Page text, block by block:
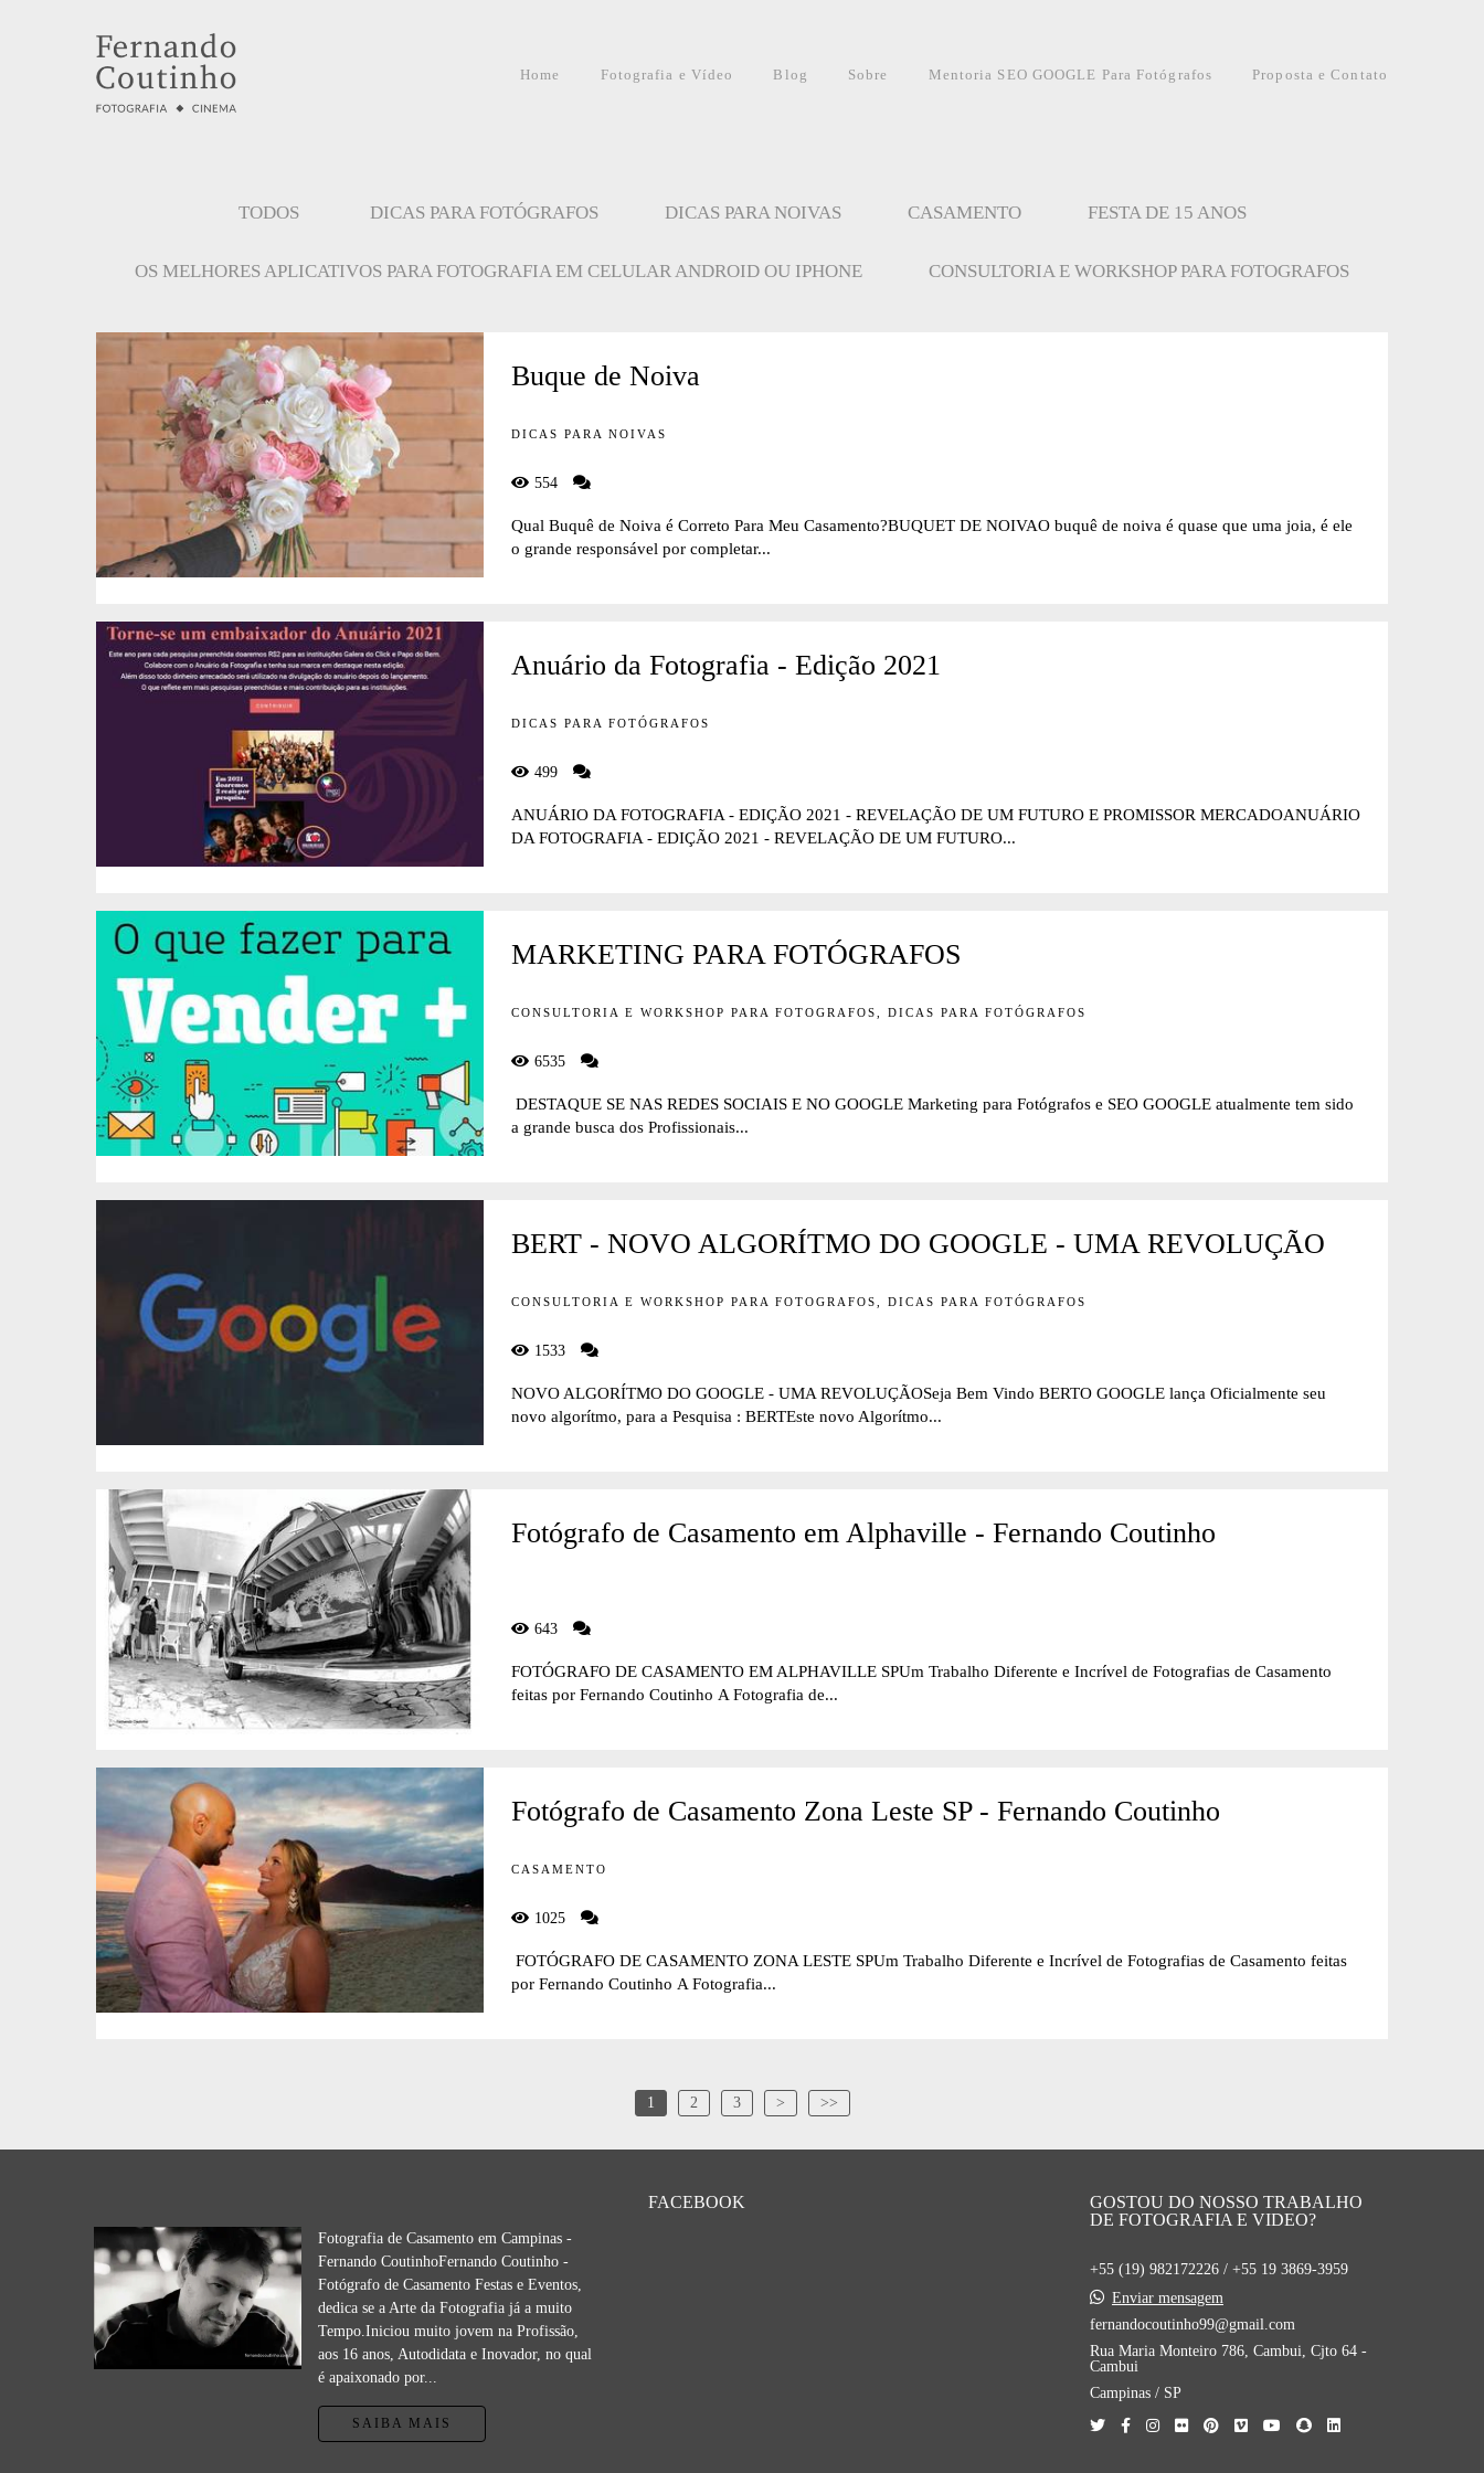
Home Fotografia e Vídeo Blog Sobre Mentoria SEO GOOGLE Para Fotógrafos Proposta e Contato
TODOS DICAS PARA FOTÓGRAFOS DICAS PARA NOIVAS CASAMENTO FESTA DE 15 ANOS
OS MELHORES APLICATIVOS PARA FOTOGRAFIA EM CELULAR ANDROID OU IPHONE CONSULTORIA E WORKSHOP PARA FOTOGRAFOS
Buque de Noiva
DICAS PARA NOIVAS
554
Qual Buquê de Noiva é Correto Para Meu Casamento?BUQUET DE NOIVAO buquê de noiva é quase que uma joia, é ele
o grande responsável por completar...
Anuário da Fotografia - Edição 2021
DICAS PARA FOTÓGRAFOS
499
ANUÁRIO DA FOTOGRAFIA - EDIÇÃO 2021 - REVELAÇÃO DE UM FUTURO E PROMISSOR MERCADOANUÁRIO
DA FOTOGRAFIA - EDIÇÃO 2021 - REVELAÇÃO DE UM FUTURO...
MARKETING PARA FOTÓGRAFOS
CONSULTORIA E WORKSHOP PARA FOTOGRAFOS, DICAS PARA FOTÓGRAFOS
6535
DESTAQUE SE NAS REDES SOCIAIS E NO GOOGLE Marketing para Fotógrafos e SEO GOOGLE atualmente tem sido
a grande busca dos Profissionais...
BERT - NOVO ALGORÍTMO DO GOOGLE - UMA REVOLUÇÃO
CONSULTORIA E WORKSHOP PARA FOTOGRAFOS, DICAS PARA FOTÓGRAFOS
1533
NOVO ALGORÍTMO DO GOOGLE - UMA REVOLUÇÃOSeja Bem Vindo BERTO GOOGLE lança Oficialmente seu
novo algorítmo, para a Pesquisa : BERTEste novo Algorítmo...
Fotógrafo de Casamento em Alphaville - Fernando Coutinho
643
FOTÓGRAFO DE CASAMENTO EM ALPHAVILLE SPUm Trabalho Diferente e Incrível de Fotografias de Casamento
feitas por Fernando Coutinho A Fotografia de...
Fotógrafo de Casamento Zona Leste SP - Fernando Coutinho
CASAMENTO
1025
FOTÓGRAFO DE CASAMENTO ZONA LESTE SPUm Trabalho Diferente e Incrível de Fotografias de Casamento feitas
por Fernando Coutinho A Fotografia...
1 2 3 > >>
Fotografia de Casamento em Campinas -
Fernando CoutinhoFernando Coutinho -
Fotógrafo de Casamento Festas e Eventos,
dedica se a Arte da Fotografia já a muito
Tempo.Iniciou muito jovem na Profissão,
aos 16 anos, Autodidata e Inovador, no qual
é apaixonado por...
SAIBA MAIS
FACEBOOK
GOSTOU DO NOSSO TRABALHO
DE FOTOGRAFIA E VIDEO?
+55 (19) 982172226 / +55 19 3869-3959
Enviar mensagem
fernandocoutinho99@gmail.com
Rua Maria Monteiro 786, Cambui, Cjto 64 -
Cambui
Campinas / SP